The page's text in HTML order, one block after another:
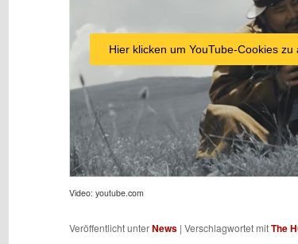
Hier klicken um YouTube-Cookies
Video: youtube.com
Veröffentlicht unterNews | Verschlagwortet mitThe